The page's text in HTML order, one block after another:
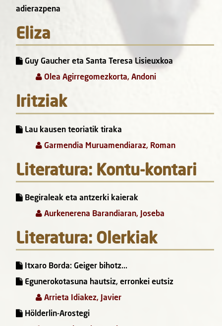
adierazpena
Eliza
Guy Gaucher eta Santa Teresa Lisieuxkoa
Olea Agirregomezkorta, Andoni
Iritziak
Lau kausen teoriatik tiraka
Garmendia Muruamendiaraz, Roman
Literatura: Kontu-kontari
Begiraleak eta antzerki kaierak
Aurkenerena Barandiaran, Joseba
Literatura: Olerkiak
Itxaro Borda: Geiger bihotz...
Egunerokotasuna hautsiz, erronkei eutsiz
Arrieta Idiakez, Javier
Hölderlin-Arostegi